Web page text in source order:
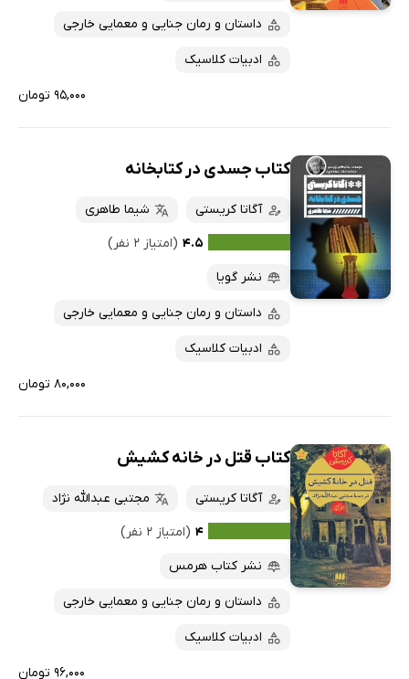
داستان و رمان جنایی و معمایی خارجی
ادبیات کلاسیک
۹۵,۰۰۰ تومان
کتاب جسدی در کتابخانه
آگاتا کریستی
شیما طاهری
۴.۵ (امتیاز ۲ نفر)
نشر گویا
داستان و رمان جنایی و معمایی خارجی
ادبیات کلاسیک
۸۰,۰۰۰ تومان
کتاب قتل در خانه کشیش
آگاتا کریستی
مجتبی عبدالله نژاد
۴ (امتیاز ۲ نفر)
نشر کتاب هرمس
داستان و رمان جنایی و معمایی خارجی
ادبیات کلاسیک
۹۶,۰۰۰ تومان